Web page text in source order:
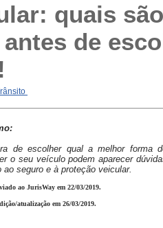
quais
de
de escolher qual a melhor forma
o seu veículo podem aparecer
ao seguro e à proteção veicular.
ao JurisWay em 22/03/2019.
atualização em 26/03/2019.